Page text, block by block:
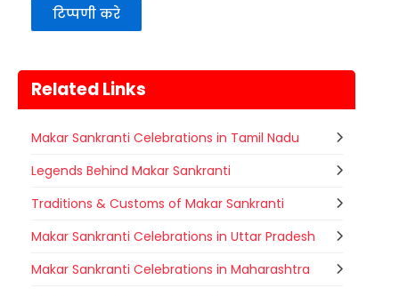
Related Links
Makar Sankranti Celebrations in Tamil Nadu
Legends Behind Makar Sankranti
Traditions & Customs of Makar Sankranti
Makar Sankranti Celebrations in Uttar Pradesh
Makar Sankranti Celebrations in Maharashtra